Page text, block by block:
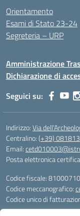
Orientamento
Esami di Stato 23-24
Segreteria – URP
Amministrazione
Dichiarazione di
Seguici su:
Indirizzo:Via
Centralino:(+39)
Email:
Posta elettronica
Codice fiscale:
Codice meccanografico:
Codice unico di